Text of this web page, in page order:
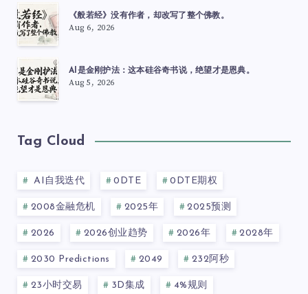
《般若经》没有作者，却改写了整个佛教。
Aug 6, 2026
AI是金刚护法：这本硅谷奇书说，绝望才是恩典。
Aug 5, 2026
Tag Cloud
AI自我迭代 0DTE 0DTE期权
2008金融危机 2025年 2025预测
2026 2026创业趋势 2026年 2028年
2030 Predictions 2049 232阿秒
23小时交易 3D集成 4%规则